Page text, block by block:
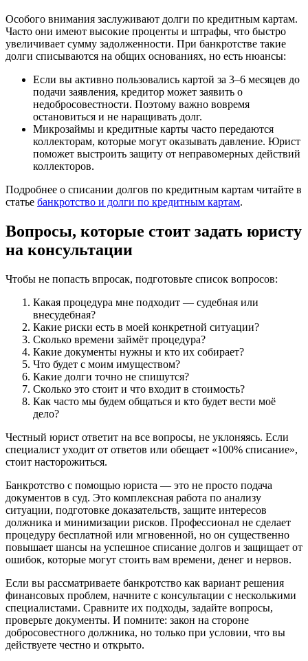
Особого внимания заслуживают долги по кредитным картам.
Часто они имеют высокие проценты и штрафы, что быстро
увеличивает сумму задолженности. При банкротстве такие
долги списываются на общих основаниях, но есть нюансы:
Если вы активно пользовались картой за 3–6 месяцев до
подачи заявления, кредитор может заявить о
недобросовестности. Поэтому важно вовремя
остановиться и не наращивать долг.
Микрозаймы и кредитные карты часто передаются
коллекторам, которые могут оказывать давление. Юрист
поможет выстроить защиту от неправомерных действий
коллекторов.
Подробнее о списании долгов по кредитным картам читайте в
статье банкротство и долги по кредитным картам.
Вопросы, которые стоит задать юристу
на консультации
Чтобы не попасть впросак, подготовьте список вопросов:
Какая процедура мне подходит — судебная или
внесудебная?
Какие риски есть в моей конкретной ситуации?
Сколько времени займёт процедура?
Какие документы нужны и кто их собирает?
Что будет с моим имуществом?
Какие долги точно не спишутся?
Сколько это стоит и что входит в стоимость?
Как часто мы будем общаться и кто будет вести моё
дело?
Честный юрист ответит на все вопросы, не уклоняясь. Если
специалист уходит от ответов или обещает «100% списание»,
стоит насторожиться.
Банкротство с помощью юриста — это не просто подача
документов в суд. Это комплексная работа по анализу
ситуации, подготовке доказательств, защите интересов
должника и минимизации рисков. Профессионал не сделает
процедуру бесплатной или мгновенной, но он существенно
повышает шансы на успешное списание долгов и защищает от
ошибок, которые могут стоить вам времени, денег и нервов.
Если вы рассматриваете банкротство как вариант решения
финансовых проблем, начните с консультации с несколькими
специалистами. Сравните их подходы, задайте вопросы,
проверьте документы. И помните: закон на стороне
добросовестного должника, но только при условии, что вы
действуете честно и открыто.